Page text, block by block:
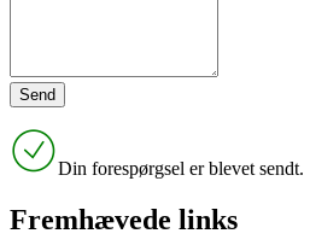
Din forespørgsel er blevet sendt.
Fremhævede links